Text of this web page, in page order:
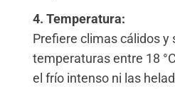
4. Temperatura:
Prefiere climas cálidos y
temperaturas entre 18
el frío intenso ni las